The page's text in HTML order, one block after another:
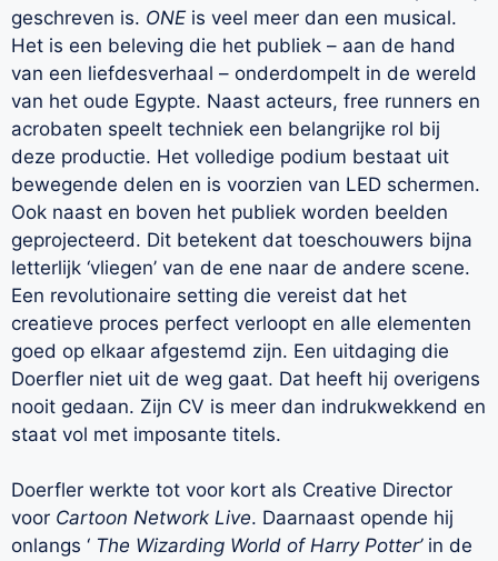
geschreven is. ONE is veel meer dan een musical.
Het is een beleving die het publiek – aan de hand
van een liefdesverhaal – onderdompelt in de wereld
van het oude Egypte. Naast acteurs, free runners en
acrobaten speelt techniek een belangrijke rol bij
deze productie. Het volledige podium bestaat uit
bewegende delen en is voorzien van LED schermen.
Ook naast en boven het publiek worden beelden
geprojecteerd. Dit betekent dat toeschouwers bijna
letterlijk ‘vliegen’ van de ene naar de andere scene.
Een revolutionaire setting die vereist dat het
creatieve proces perfect verloopt en alle elementen
goed op elkaar afgestemd zijn. Een uitdaging die
Doerfler niet uit de weg gaat. Dat heeft hij overigens
nooit gedaan. Zijn CV is meer dan indrukwekkend en
staat vol met imposante titels.
Doerfler werkte tot voor kort als Creative Director
voor Cartoon Network Live. Daarnaast opende hij
onlangs ‘ The Wizarding World of Harry Potter’ in de